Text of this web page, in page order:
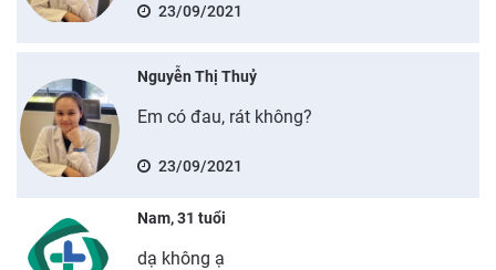
23/09/2021
Nguyễn Thị Thuỷ
Em có đau, rát không?
23/09/2021
Nam, 31 tuổi
dạ không ạ